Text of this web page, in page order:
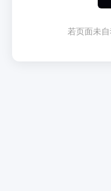
若页面未